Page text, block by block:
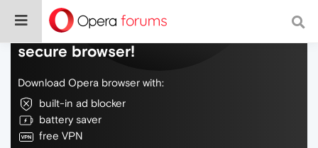
Do more on the web, with a fast and
secure browser!
Download Opera browser with:
built-in ad blocker
battery saver
free VPN